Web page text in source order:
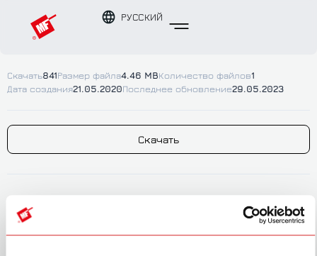
РУССКИЙ
Скачать841Размер файла4.46 MBКоличество файлов1
Дата создания21.05.2020Последнее обновление29.05.2023
Скачать